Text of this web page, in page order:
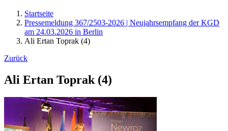
Startseite
Pressemeldung 367/2503-2026 | Neujahrsempfang der KGD
am 24.03.2026 in Berlin
Ali Ertan Toprak (4)
Zurück
Ali Ertan Toprak (4)